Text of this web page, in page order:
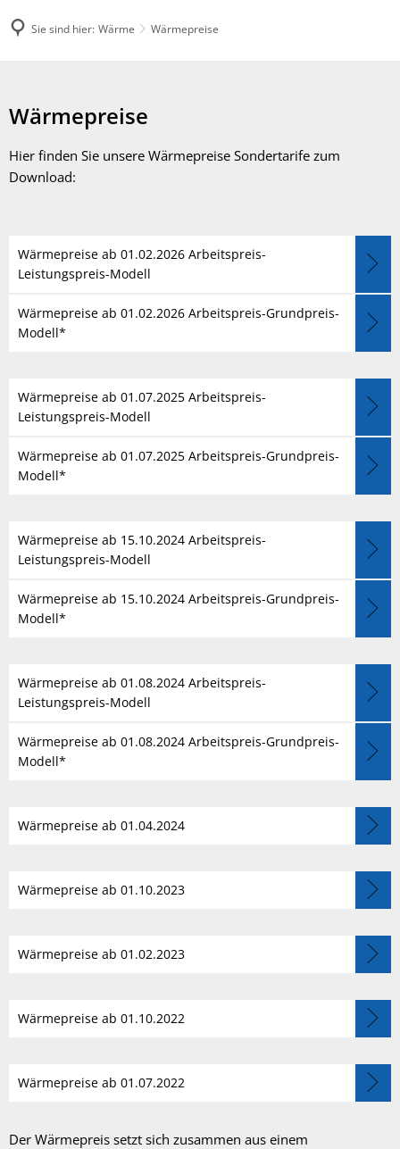
Sie sind hier: Wärme Wärmepreise
Wärmepreise
Hier finden Sie unsere Wärmepreise Sondertarife zum
Download:
Wärmepreise ab 01.02.2026 Arbeitspreis-
Leistungspreis-Modell
Wärmepreise ab 01.02.2026 Arbeitspreis-Grundpreis-
Modell*
Wärmepreise ab 01.07.2025 Arbeitspreis-
Leistungspreis-Modell
Wärmepreise ab 01.07.2025 Arbeitspreis-Grundpreis-
Modell*
Wärmepreise ab 15.10.2024 Arbeitspreis-
Leistungspreis-Modell
Wärmepreise ab 15.10.2024 Arbeitspreis-Grundpreis-
Modell*
Wärmepreise ab 01.08.2024 Arbeitspreis-
Leistungspreis-Modell
Wärmepreise ab 01.08.2024 Arbeitspreis-Grundpreis-
Modell*
Wärmepreise ab 01.04.2024
Wärmepreise ab 01.10.2023
Wärmepreise ab 01.02.2023
Wärmepreise ab 01.10.2022
Wärmepreise ab 01.07.2022
Der Wärmepreis setzt sich zusammen aus einem